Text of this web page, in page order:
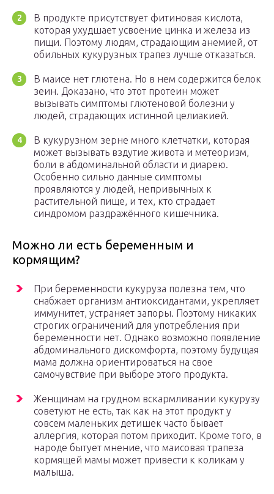
В продукте присутствует фитиновая кислота,
которая ухудшает усвоение цинка и железа из
пищи. Поэтому людям, страдающим анемией, от
обильных кукурузных трапез лучше отказаться.
В маисе нет глютена. Но в нем содержится белок
зеин. Доказано, что этот протеин может
вызывать симптомы глютеновой болезни у
людей, страдающих истинной целиакией.
В кукурузном зерне много клетчатки, которая
может вызывать вздутие живота и метеоризм,
боли в абдоминальной области и диарею.
Особенно сильно данные симптомы
проявляются у людей, непривычных к
растительной пище, и тех, кто страдает
синдромом раздражённого кишечника.
Можно ли есть беременным и
кормящим?
При беременности кукуруза полезна тем, что
снабжает организм антиоксидантами, укрепляет
иммунитет, устраняет запоры. Поэтому никаких
строгих ограничений для употребления при
беременности нет. Однако возможно появление
абдоминального дискомфорта, поэтому будущая
мама должна ориентироваться на свое
самочувствие при выборе этого продукта.
Женщинам на грудном вскармливании кукурузу
советуют не есть, так как на этот продукт у
совсем маленьких детишек часто бывает
аллергия, которая потом приходит. Кроме того, в
народе бытует мнение, что маисовая трапеза
кормящей мамы может привести к коликам у
малыша.